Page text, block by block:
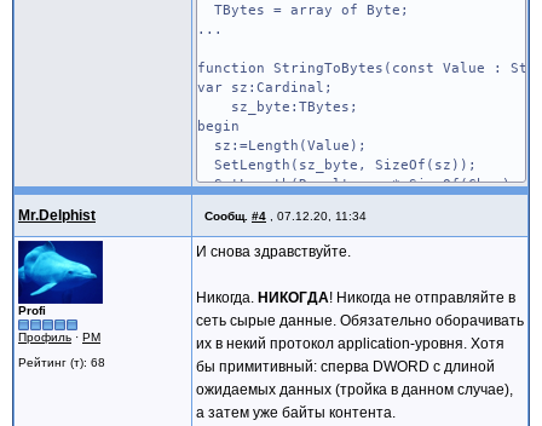
TBytes = array of Byte;
...
function StringToBytes(const Value :
var sz:Cardinal;
sz_byte:TBytes;
begin
sz:=Length(Value);
SetLength(sz_byte, SizeOf(sz));
SetLength(Result, sz * SizeOf(Char) +
Move(sz, sz_byte[0],
Move(Value[1], Result[SizeOf(sz)],
Move(sz_byte[0], Result[0],
end;
function BytesToString(const Value:
begin
SetLength(Result, Length(Value) div
if Length(Result) > 0 then
end;
Mr.Delphist Сообщ. #4 07.12.20, 11:34
Profi
Профиль · PM
Рейтинг (т): 68
И снова здравствуйте.
Никогда. НИКОГДА! Никогда не отправляйте в
сеть сырые данные. Обязательно оборачивать
их в некий протокол application-уровня. Хотя
бы примитивный: сперва DWORD с длиной
ожидаемых данных (тройка в данном случае),
а затем уже байты контента.